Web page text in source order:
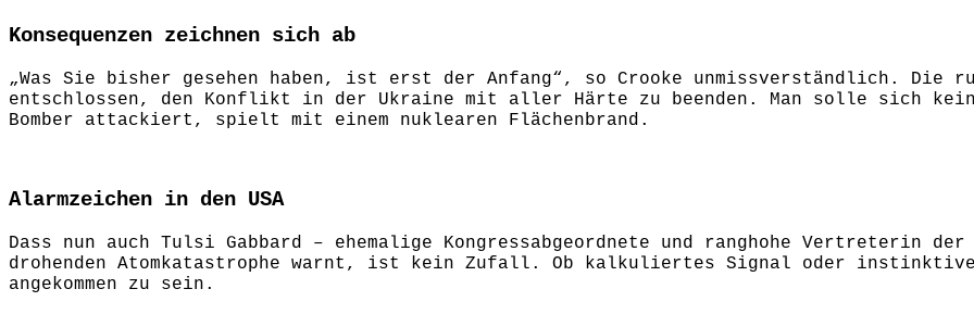
Konsequenzen zeichnen sich ab
„Was Sie bisher gesehen haben, ist erst der Anfang“, so Crooke unmissverständlich. Die
entschlossen, den Konflikt in der Ukraine mit aller Härte zu beenden. Man solle sich
Bomber attackiert, spielt mit einem nuklearen Flächenbrand.
Alarmzeichen in den USA
Dass nun auch Tulsi Gabbard – ehemalige Kongressabgeordnete und ranghohe Vertreterin
drohenden Atomkatastrophe warnt, ist kein Zufall. Ob kalkuliertes Signal oder instinktive
angekommen zu sein.